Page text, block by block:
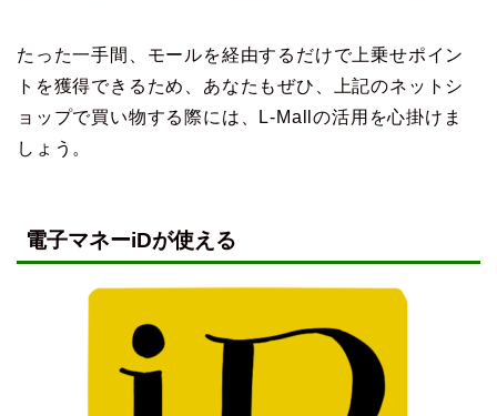
たった一手間、モールを経由するだけで上乗せポイン
トを獲得できるため、あなたもぜひ、上記のネットシ
ョップで買い物する際には、L-Mallの活用を心掛けま
しょう。
電子マネーiDが使える